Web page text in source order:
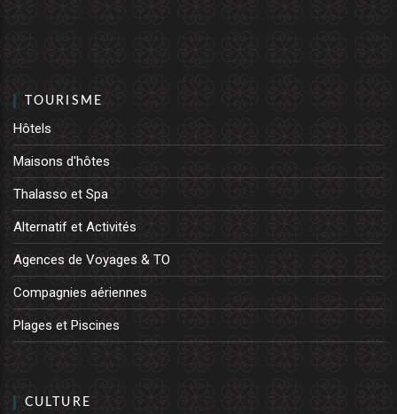
TOURISME
Hôtels
Maisons d'hôtes
Thalasso et Spa
Alternatif et Activités
Agences de Voyages & TO
Compagnies aériennes
Plages et Piscines
CULTURE